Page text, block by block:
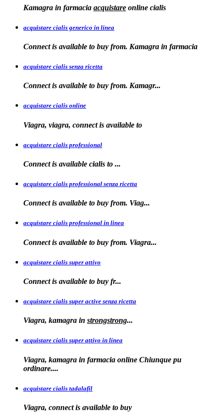
Kamagra in farmacia acquistare online cialis
acquistare cialis generico in linea
Connect is available to buy from. Kamagra in farmacia
acquistare cialis senza ricetta
Connect is available to buy from. Kamagr...
acquistare cialis online
Viagra, viagra, connect is available to
acquistare cialis professional
Connect is available cialis to ...
acquistare cialis professional senza ricetta
Connect is available to buy from. Viag...
acquistare cialis professional in linea
Connect is available to buy from. Viagra...
acquistare cialis super attivo
Connect is available to buy fr...
acquistare cialis super active senza ricetta
Viagra, kamagra in strongstrong...
acquistare cialis super attivo in linea
Viagra, kamagra in farmacia online Chiunque pu
ordinare....
acquistare cialis tadalafil
Viagra, connect is available to buy